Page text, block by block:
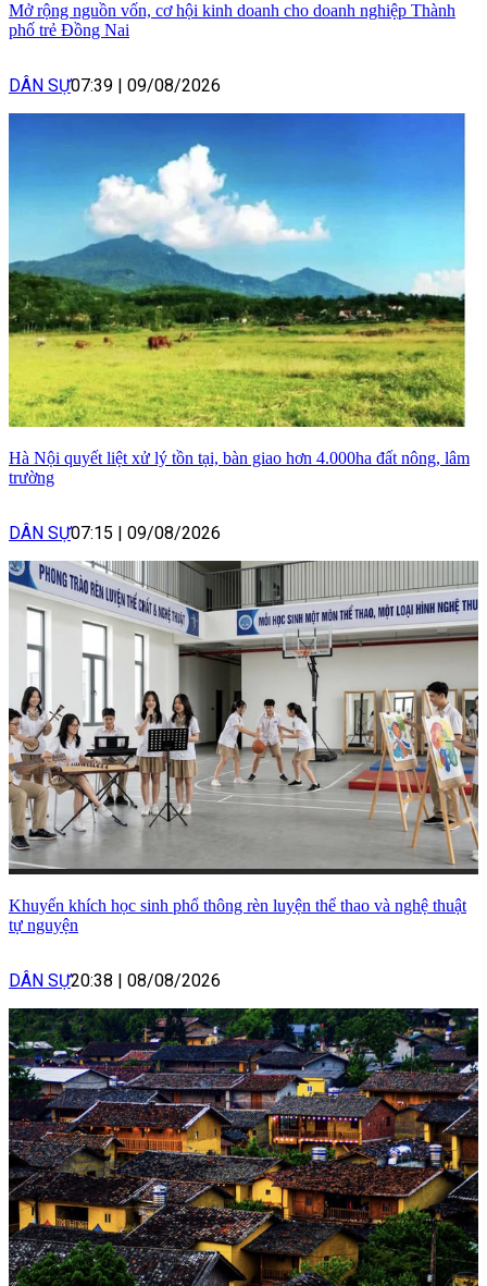
Mở rộng nguồn vốn, cơ hội kinh doanh cho doanh nghiệp Thành
phố trẻ Đồng Nai
DÂN SỰ07:39 09/08/2026
Hà Nội quyết liệt xử lý tồn tại, bàn giao hơn 4.000ha đất nông, lâm
trường
DÂN SỰ07:15 09/08/2026
Khuyến khích học sinh phổ thông rèn luyện thể thao và nghệ thuật
tự nguyện
DÂN SỰ20:38 08/08/2026